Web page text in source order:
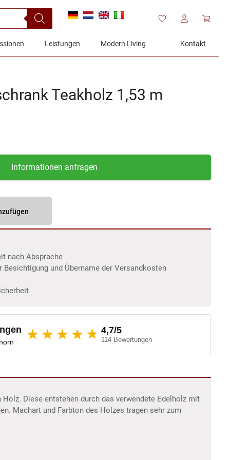
Leistungen Modern Living Kontakt
Teakholz 1,53 m
Informationen anfragen
nach Absprache
Besichtigung und Übername der Versandkosten
★★★★ ★ 4,7/5
114 Bewertungen
Diese entstehen durch das verwendete Edelholz mit
Machart und Farbton des Holzes tragen sehr zum